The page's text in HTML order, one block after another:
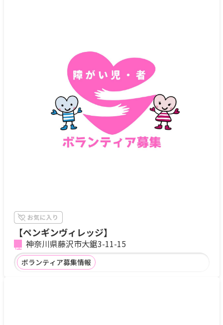
【ペンギンヴィレッジ】
神奈川県藤沢市大鋸3-11-15
ボランティア募集情報